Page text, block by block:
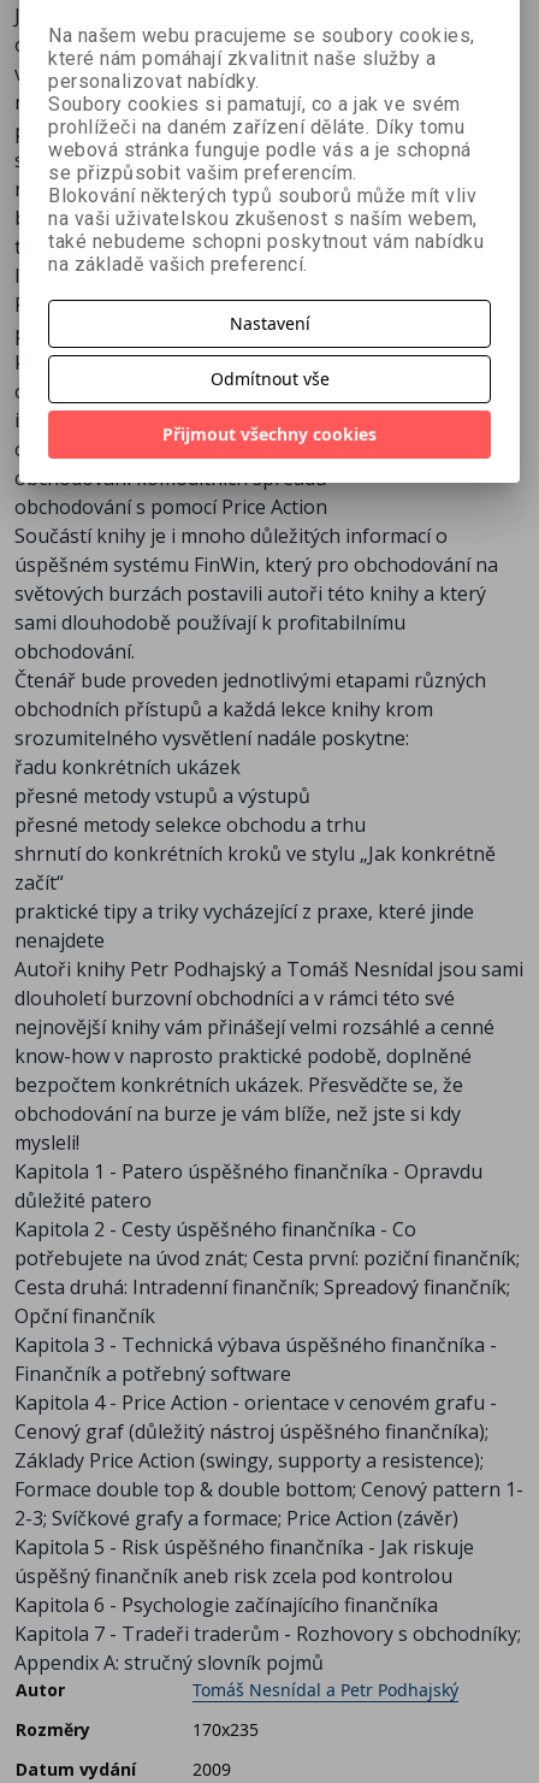
Jak konkrétně a zcela prakticky začít úspěšně
obchodovat na burze, aniž by záleželo na vašem věku,
vzdělání, nebo současném povolání? Na tuto otázku a
mnohem více vám přináší odpověď kniha Kompletní
průvodce úspěšného finančníka. Na více jak 340
stránkách odhaluje doposud nejucelenější a
nejpraktičtější informace o obchodování na světových
burzách a svým velmi detailním a názorným obsahem
tak zdaleka překonává mnoho podobně zaměřené
literatury na našem trhu.
Pokud vám jde o skutečně praktické a názorné kroky,
pak bez pochyb právě držíte v ruce tu správnou knihu,
která vás kompletně vzdělá v následujících oblastech:
obchodování na akciových, komoditních a forex trzích
intradenním obchodování
obchodování opcí
obchodování komoditních spreadů
obchodování s pomocí Price Action
Součástí knihy je i mnoho důležitých informací o
úspěšném systému FinWin, který pro obchodování na
světových burzách postavili autoři této knihy a který
sami dlouhodobě používají k profitabilnímu
obchodování.
Čtenář bude proveden jednotlivými etapami různých
obchodních přístupů a každá lekce knihy krom
srozumitelného vysvětlení nadále poskytne:
řadu konkrétních ukázek
přesné metody vstupů a výstupů
přesné metody selekce obchodu a trhu
shrnutí do konkrétních kroků ve stylu „Jak konkrétně
začít“
praktické tipy a triky vycházející z praxe, které jinde
nenajdete
Autoři knihy Petr Podhajský a Tomáš Nesnídal jsou sami
dlouholetí burzovní obchodníci a v rámci této své
nejnovější knihy vám přinášejí velmi rozsáhlé a cenné
know-how v naprosto praktické podobě, doplněné
bezpočtem konkrétních ukázek. Přesvědčte se, že
obchodování na burze je vám blíže, než jste si kdy
mysleli!
Kapitola 1 - Patero úspěšného finančníka - Opravdu
důležité patero
Kapitola 2 - Cesty úspěšného finančníka - Co
potřebujete na úvod znát; Cesta první: poziční finančník;
Cesta druhá: Intradenní finančník; Spreadový finančník;
Opční finančník
Kapitola 3 - Technická výbava úspěšného finančníka -
Finančník a potřebný software
Kapitola 4 - Price Action - orientace v cenovém grafu -
Cenový graf (důležitý nástroj úspěšného finančníka);
Základy Price Action (swingy, supporty a resistence);
Formace double top & double bottom; Cenový pattern 1-
2-3; Svíčkové grafy a formace; Price Action (závěr)
Kapitola 5 - Risk úspěšného finančníka - Jak riskuje
úspěšný finančník aneb risk zcela pod kontrolou
Kapitola 6 - Psychologie začínajícího finančníka
Kapitola 7 - Tradeři traderům - Rozhovory s obchodníky;
Appendix A: stručný slovník pojmů
Autor
Tomáš Nesnídal a Petr Podhajský
Rozměry
170x235
Datum vydání
2009
Na našem webu pracujeme se soubory cookies,
které nám pomáhají zkvalitnit naše služby a
personalizovat nabídky.
Soubory cookies si pamatují, co a jak ve svém
prohlížeči na daném zařízení děláte. Díky tomu
webová stránka funguje podle vás a je schopná
se přizpůsobit vašim preferencím.
Blokování některých typů souborů může mít vliv
na vaši uživatelskou zkušenost s naším webem,
také nebudeme schopni poskytnout vám nabídku
na základě vašich preferencí.
Nastavení
Odmítnout vše
Přijmout všechny cookies